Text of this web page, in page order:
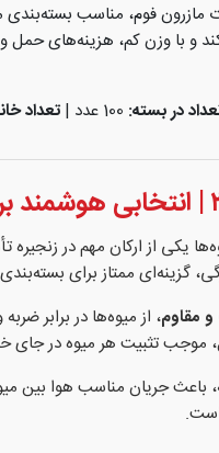
۲۱۸ از محصولات مازرون فوم،
و با وزن کم، هزینه‌های
در بسته: تعداد
یکی از ارکان مهم در
گزینه‌ای ممتاز برای
مقاوم، از میوه‌ها در برابر
موجب تثبیت هر میوه در جای
باعث جریان مناسب هوا